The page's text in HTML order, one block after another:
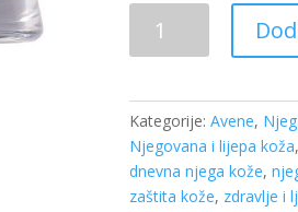
krema
50ml
količina
Kategorije:Avene,
Njegovana i lijepa koža,
dnevna njega kože,
zaštita kože, zdravlje i